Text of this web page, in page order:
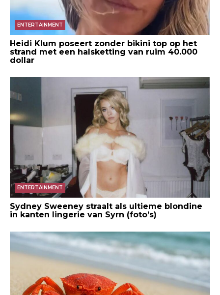
ENTERTAINMENT
Heidi Klum poseert zonder bikini top op het
strand met een halsketting van ruim 40.000
dollar
ENTERTAINMENT
Sydney Sweeney straalt als ultieme blondine
in kanten lingerie van Syrn (foto’s)